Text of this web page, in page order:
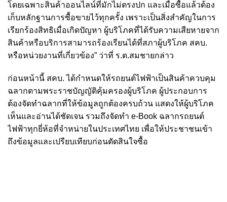
โดยเฉพาะสินค้าออนไลน์ที่มักไม่ตรงปก และเมื่อซื้อแล้วต้อง
เก็บหลักฐานการซื้อขายไว้ทุกครั้ง เพราะเป็นสิ่งสำคัญในการ
เรียกร้องสิทธิเมื่อเกิดปัญหา ผู้บริโภคที่ได้รับความเสียหายจาก
สินค้าหรือบริการสามารถร้องเรียนได้ที่สภาผู้บริโภค สคบ.
หรือหน่วยงานที่เกี่ยวข้อง” ว่าที่ ร.ต.สมชายกล่าว
ก่อนหน้านี้ สคบ. ได้กำหนดให้รถยนต์ไฟฟ้าเป็นสินค้าควบคุม
ฉลากตามพระราชบัญญัติคุ้มครองผู้บริโภค ผู้ประกอบการ
ต้องจัดทำฉลากที่ให้ข้อมูลถูกต้องครบถ้วน แสดงให้ผู้บริโภค
เห็นและอ่านได้ชัดเจน รวมถึงจัดทำ e-Book ฉลากรถยนต์
ไฟฟ้าทุกยี่ห้อที่จำหน่ายในประเทศไทย เพื่อให้ประชาชนเข้า
ถึงข้อมูลและเปรียบเทียบก่อนตัดสินใจซื้อ